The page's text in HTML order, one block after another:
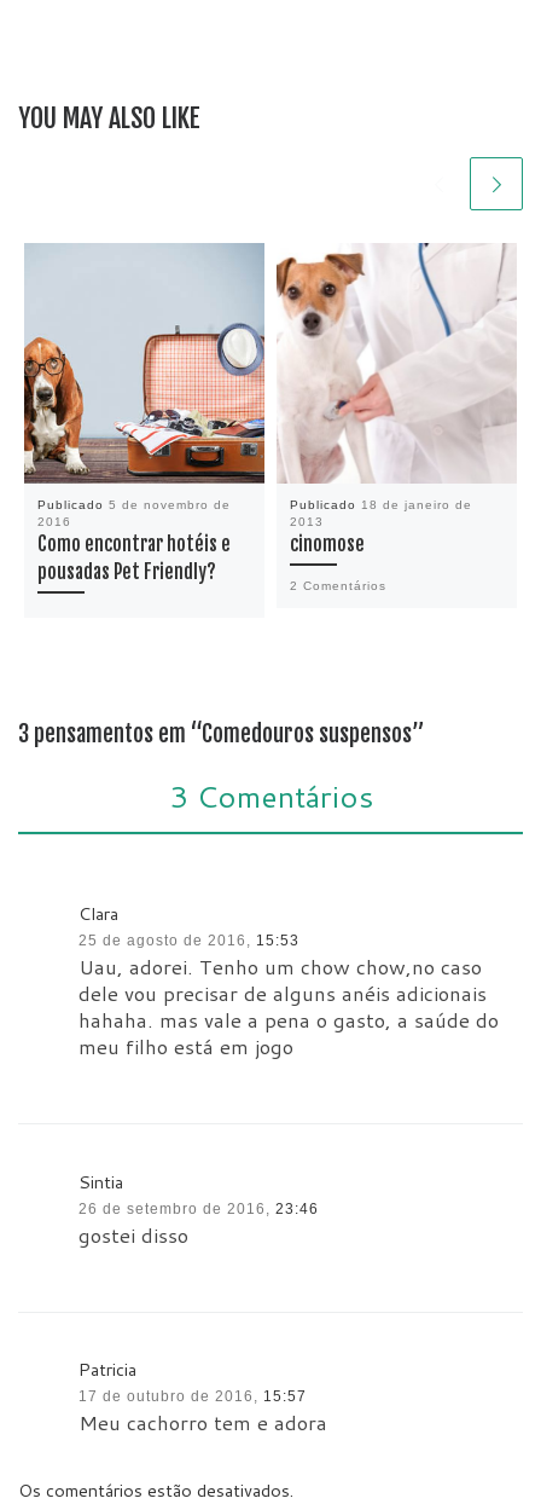
YOU MAY ALSO LIKE
Publicado5 de novembro de
2016
Como encontrar hotéis e
pousadas Pet Friendly?
Publicado 18 de janeiro de
2013
cinomose
2 Comentários
3 pensamentos em “Comedouros suspensos”
3 Comentários
Clara
25 de agosto de 2016, 15:53
Uau, adorei. Tenho um chow chow,no caso
dele vou precisar de alguns anéis adicionais
hahaha. mas vale a pena o gasto, a saúde do
meu filho está em jogo
Sintia
26 de setembro de 2016, 23:46
gostei disso
Patricia
17 de outubro de 2016, 15:57
Meu cachorro tem e adora
Os comentários estão desativados.